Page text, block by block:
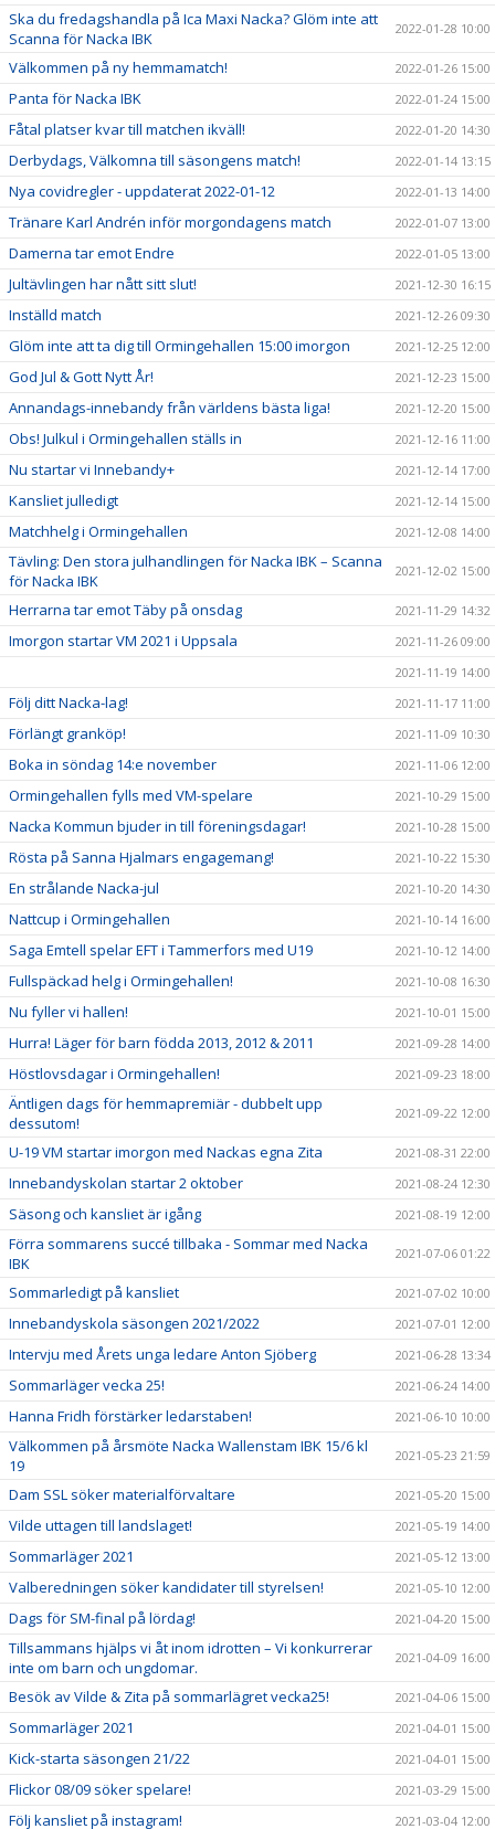
Ska du fredagshandla på Ica Maxi Nacka? Glöm inte att
Scanna för Nacka IBK
2022-01-28 10:00
Välkommen på ny hemmamatch! 2022-01-26 15:00
Panta för Nacka IBK 2022-01-24 15:00
Fåtal platser kvar till matchen ikväll! 2022-01-20 14:30
Derbydags, Välkomna till säsongens match! 2022-01-14 13:15
Nya covidregler - uppdaterat 2022-01-12 2022-01-13 14:00
Tränare Karl Andrén inför morgondagens match 2022-01-07 13:00
Damerna tar emot Endre 2022-01-05 13:00
Jultävlingen har nått sitt slut! 2021-12-30 16:15
Inställd match 2021-12-26 09:30
Glöm inte att ta dig till Ormingehallen 15:00 imorgon 2021-12-25 12:00
God Jul & Gott Nytt År! 2021-12-23 15:00
Annandags-innebandy från världens bästa liga! 2021-12-20 15:00
Obs! Julkul i Ormingehallen ställs in 2021-12-16 11:00
Nu startar vi Innebandy+ 2021-12-14 17:00
Kansliet julledigt 2021-12-14 15:00
Matchhelg i Ormingehallen 2021-12-08 14:00
Tävling: Den stora julhandlingen för Nacka IBK – Scanna
för Nacka IBK
2021-12-02 15:00
Herrarna tar emot Täby på onsdag 2021-11-29 14:32
Imorgon startar VM 2021 i Uppsala
2021-11-26 09:00
2021-11-19 14:00
Följ ditt Nacka-lag! 2021-11-17 11:00
Förlängt granköp! 2021-11-09 10:30
Boka in söndag 14:e november 2021-11-06 12:00
Ormingehallen fylls med VM-spelare 2021-10-29 15:00
Nacka Kommun bjuder in till föreningsdagar! 2021-10-28 15:00
Rösta på Sanna Hjalmars engagemang! 2021-10-22 15:30
En strålande Nacka-jul 2021-10-20 14:30
Nattcup i Ormingehallen 2021-10-14 16:00
Saga Emtell spelar EFT i Tammerfors med U19 2021-10-12 14:00
Fullspäckad helg i Ormingehallen! 2021-10-08 16:30
Nu fyller vi hallen! 2021-10-01 15:00
Hurra! Läger för barn födda 2013, 2012 & 2011 2021-09-28 14:00
Höstlovsdagar i Ormingehallen! 2021-09-23 18:00
Äntligen dags för hemmapremiär - dubbelt upp
dessutom!
2021-09-22 12:00
U-19 VM startar imorgon med Nackas egna Zita 2021-08-31 22:00
Innebandyskolan startar 2 oktober 2021-08-24 12:30
Säsong och kansliet är igång 2021-08-19 12:00
Förra sommarens succé tillbaka - Sommar med Nacka
IBK
2021-07-06 01:22
Sommarledigt på kansliet 2021-07-02 10:00
Innebandyskola säsongen 2021/2022 2021-07-01 12:00
Intervju med Årets unga ledare Anton Sjöberg 2021-06-28 13:34
Sommarläger vecka 25! 2021-06-24 14:00
Hanna Fridh förstärker ledarstaben! 2021-06-10 10:00
Välkommen på årsmöte Nacka Wallenstam IBK 15/6 kl
19
2021-05-23 21:59
Dam SSL söker materialförvaltare 2021-05-20 15:00
Vilde uttagen till landslaget! 2021-05-19 14:00
Sommarläger 2021 2021-05-12 13:00
Valberedningen söker kandidater till styrelsen! 2021-05-10 12:00
Dags för SM-final på lördag! 2021-04-20 15:00
Tillsammans hjälps vi åt inom idrotten – Vi konkurrerar
inte om barn och ungdomar.
2021-04-09 16:00
Besök av Vilde & Zita på sommarlägret vecka25! 2021-04-06 15:00
Sommarläger 2021 2021-04-01 15:00
Kick-starta säsongen 21/22 2021-04-01 15:00
Flickor 08/09 söker spelare! 2021-03-29 15:00
Följ kansliet på instagram! 2021-03-04 12:00